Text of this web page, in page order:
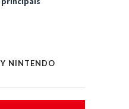
NINTENDO